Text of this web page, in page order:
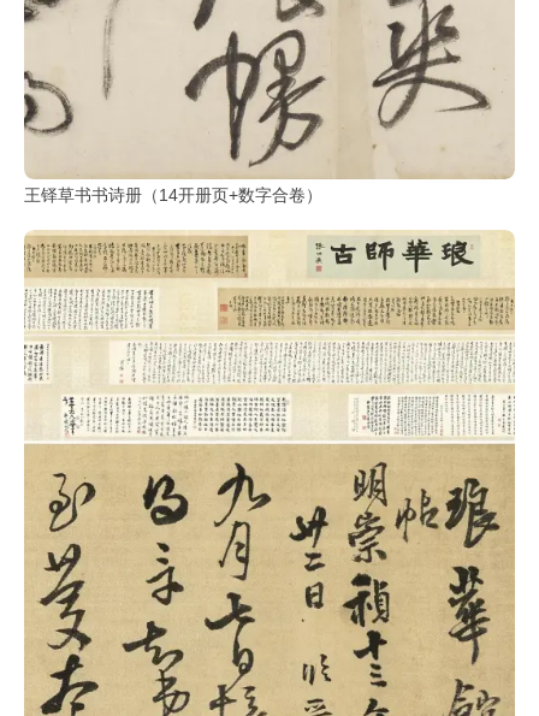
王铎草书书诗册（14开册页+数字合卷）